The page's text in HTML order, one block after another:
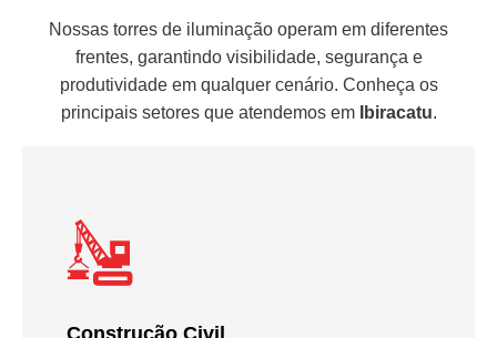
Nossas torres de iluminação operam em diferentes
frentes, garantindo visibilidade, segurança e
produtividade em qualquer cenário. Conheça os
principais setores que atendemos em
Ibiracatu.
Construção Civil